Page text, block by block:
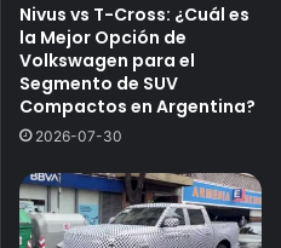
Nivus vs T-Cross: ¿Cuál es
la Mejor Opción de
Volkswagen para el
Segmento de SUV
Compactos en Argentina?
2026-07-30